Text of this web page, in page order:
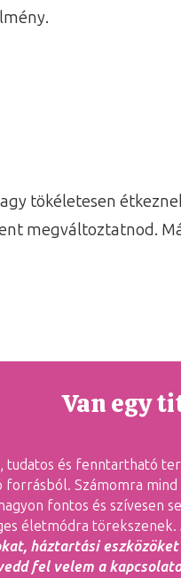
tökéletesen
megváltoztatnod.
Van egy
tudatos és fenntartható
Számomra mind
fontos és szívesen
életmódra törekszenek.
háztartási
fel velem a